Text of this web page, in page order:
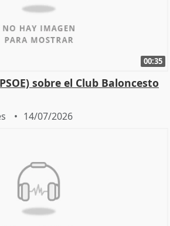
00:35
sobre el Club Baloncesto
14/07/2026